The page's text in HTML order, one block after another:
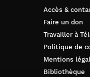
Accès &
Faire un don
Travailler à
Politique de
Mentions
Bibliothèque